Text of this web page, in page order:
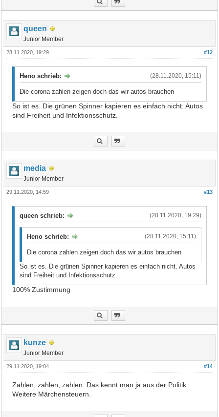
queen
Junior Member
#12
28.11.2020, 19:29
(28.11.2020, 15:11)
Heno schrieb:
Die corona zahlen zeigen doch das wir autos brauchen
So ist es. Die grünen Spinner kapieren es einfach nicht. Autos
sind Freiheit und Infektionsschutz.
media
Junior Member
#13
29.11.2020, 14:59
(28.11.2020, 19:29)
queen schrieb:
(28.11.2020, 15:11)
Heno schrieb:
Die corona zahlen zeigen doch das wir autos brauchen
So ist es. Die grünen Spinner kapieren es einfach nicht. Autos
sind Freiheit und Infektionsschutz.
100% Zustimmung
kunze
Junior Member
#14
29.11.2020, 19:04
Zahlen, zahlen, zahlen. Das kennt man ja aus der Politik.
Weitere Märchensteuern.